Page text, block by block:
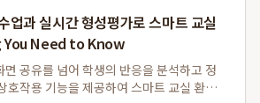
업과 실시간 형성평가로 스마트 교실
Need to Know
공유를 넘어 학생의 반응을 분석하고 정
호작용 기능을 제공하여 스마트 교실 환경